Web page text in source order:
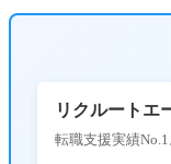
リクルートエ
転職支援実績